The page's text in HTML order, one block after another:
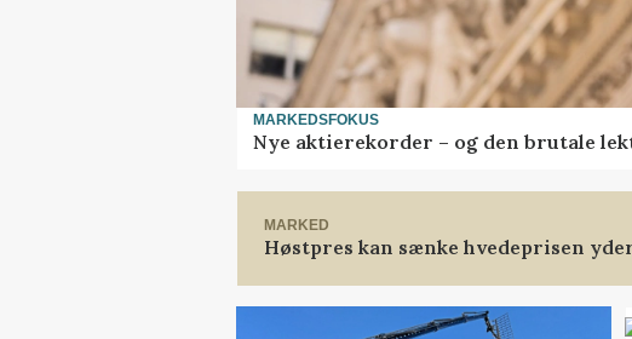
MARKEDSFOKUS
Nye aktierekorder – og den brutale
MARKED
Høstpres kan sænke hvedeprisen